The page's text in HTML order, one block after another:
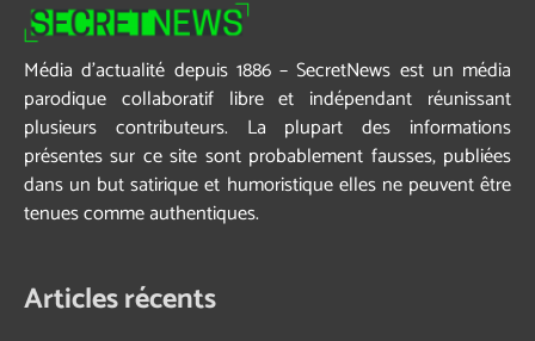
Média d’actualité depuis 1886 – SecretNews est un média
parodique collaboratif libre et indépendant réunissant
plusieurs contributeurs. La plupart des informations
présentes sur ce site sont probablement fausses, publiées
dans un but satirique et humoristique elles ne peuvent être
tenues comme authentiques.
Articles récents